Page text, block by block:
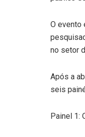
O evento
no setor
Após a
seis
Painel 1: